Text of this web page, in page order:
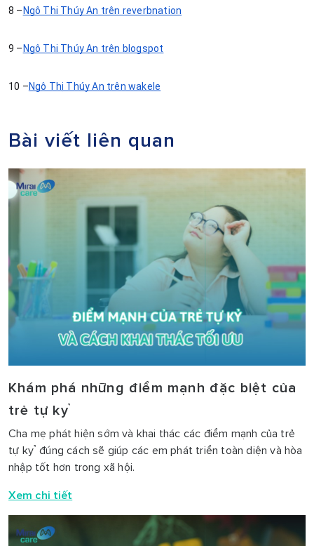
8 – Ngô Thị Thúy An trên reverbnation
9 – Ngô Thị Thúy An trên blogspot
10 –Ngô Thị Thúy An trên wakele
Bài viết liên quan
Khám phá những điểm mạnh đặc biệt của
trẻ tự kỷ
Cha mẹ phát hiện sớm và khai thác các điểm mạnh của trẻ
tự kỷ đúng cách sẽ giúp các em phát triển toàn diện và hòa
nhập tốt hơn trong xã hội.
Xem chi tiết